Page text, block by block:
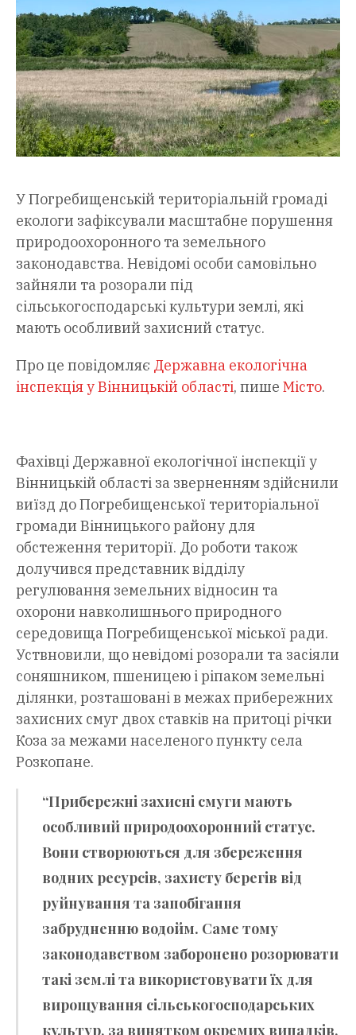
У Погребищенській територіальній громаді
екологи зафіксували масштабне порушення
природоохоронного та земельного
законодавства. Невідомі особи самовільно
зайняли та розорали під
сільськогосподарські культури землі, які
мають особливий захисний статус.
Про це повідомляє Державна екологічна
інспекція у Вінницькій області, пише Місто.
Фахівці Державної екологічної інспекції у
Вінницькій області за зверненням здійснили
виїзд до Погребищенської територіальної
громади Вінницького району для
обстеження території. До роботи також
долучився представник відділу
регулювання земельних відносин та
охорони навколишнього природного
середовища Погребищенської міської ради.
Уствновили, що невідомі розорали та засіяли
соняшником, пшеницею і ріпаком земельні
ділянки, розташовані в межах прибережних
захисних смуг двох ставків на притоці річки
Коза за межами населеного пункту села
Розкопане.
“Прибережні захисні смуги мають
особливий природоохоронний статус.
Вони створюються для збереження
водних ресурсів, захисту берегів від
руйнування та запобігання
забрудненню водойм. Саме тому
законодавством заборонено розорювати
такі землі та використовувати їх для
вирощування сільськогосподарських
культур, за винятком окремих випадків,